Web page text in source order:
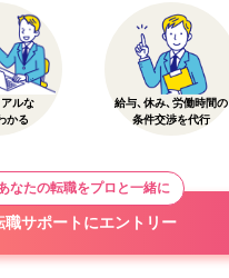
ルな
かる
給与、休み、労働時間の
条件交渉を代行
なたの転職をプロと一緒に
職サポートにエントリー